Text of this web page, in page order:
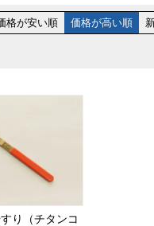
格が安い順 価格が高い順
り（チタンコ